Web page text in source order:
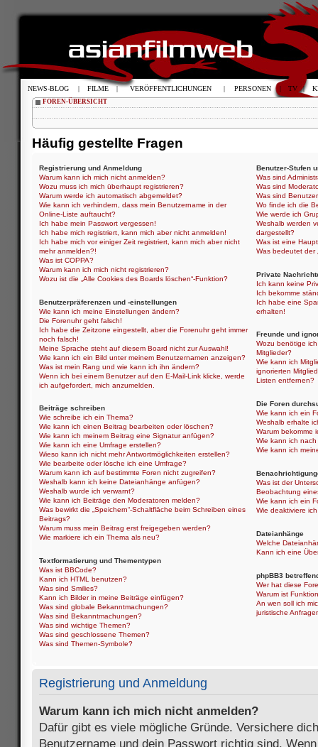
FOREN-ÜBERSICHT
Häufig gestellte Fragen
Registrierung und Anmeldung
Warum kann ich mich nicht anmelden?
Wozu muss ich mich überhaupt registrieren?
Warum werde ich automatisch abgemeldet?
Wie kann ich verhindern, dass mein Benutzername in der
Online-Liste auftaucht?
Ich habe mein Passwort vergessen!
Ich habe mich registriert, kann mich aber nicht anmelden!
Ich habe mich vor einiger Zeit registriert, kann mich aber nicht
mehr anmelden?!
Was ist COPPA?
Warum kann ich mich nicht registrieren?
Wozu ist die „Alle Cookies des Boards löschen“-Funktion?
Benutzerpräferenzen und -einstellungen
Wie kann ich meine Einstellungen ändern?
Die Forenuhr geht falsch!
Ich habe die Zeitzone eingestellt, aber die Forenuhr geht immer
noch falsch!
Meine Sprache steht auf diesem Board nicht zur Auswahl!
Wie kann ich ein Bild unter meinem Benutzernamen anzeigen?
Was ist mein Rang und wie kann ich ihn ändern?
Wenn ich bei einem Benutzer auf den E-Mail-Link klicke, werde
ich aufgefordert, mich anzumelden.
Beiträge schreiben
Wie schreibe ich ein Thema?
Wie kann ich einen Beitrag bearbeiten oder löschen?
Wie kann ich meinem Beitrag eine Signatur anfügen?
Wie kann ich eine Umfrage erstellen?
Wieso kann ich nicht mehr Antwortmöglichkeiten erstellen?
Wie bearbeite oder lösche ich eine Umfrage?
Warum kann ich auf bestimmte Foren nicht zugreifen?
Weshalb kann ich keine Dateianhänge anfügen?
Weshalb wurde ich verwarnt?
Wie kann ich Beiträge den Moderatoren melden?
Was bewirkt die „Speichern“-Schaltfläche beim Schreiben eines
Beitrags?
Warum muss mein Beitrag erst freigegeben werden?
Wie markiere ich ein Thema als neu?
Textformatierung und Thementypen
Was ist BBCode?
Kann ich HTML benutzen?
Was sind Smilies?
Kann ich Bilder in meine Beiträge einfügen?
Was sind globale Bekanntmachungen?
Was sind Bekanntmachungen?
Was sind wichtige Themen?
Was sind geschlossene Themen?
Was sind Themen-Symbole?
Benutzer-Stufen
Was sind
Was sind
Was sind
Wo finde ich die
Wie werde ich
Weshalb werden
dargestellt?
Was ist eine
Was bedeutet der
Private
Ich kann keine
Ich bekomme
Ich habe eine
erhalten!
Freunde und
Wozu benötige
Mitglieder?
Wie kann ich
ignorierten
Listen entfernen?
Die Foren
Wie kann ich ein
Weshalb erhalte
Warum bekomme
Wie kann ich
Wie kann ich
Was ist der
Beobachtung
Wie kann ich ein
Wie deaktiviere
Dateianhänge
Welche
Kann ich eine
phpBB3
Wer hat diese
Warum ist
An wen soll ich
juristische
Registrierung und Anmeldung
Warum kann ich mich nicht anmelden?
Dafür gibt es viele mögliche Gründe. Versichere
Benutzername und dein Passwort richtig sind.
NEWS-BLOG | FILME | VERÖFFENTLICHUNGEN | PERSONEN | TV |